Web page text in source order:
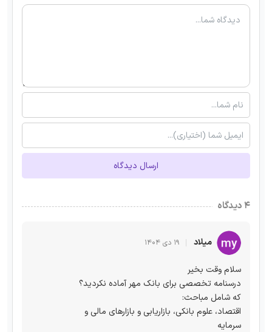
ارسال دیدگاه
۴ دیدگاه
میلاد ۱۹ دی ۱۴۰۴
سلام وقت بخیر
درسنامه تخصصی برای بانک مهر آماده نکردید؟
که شامل مباحث:
اقتصاد، علوم بانکی، بازاریابی و بازارهای مالی و
سرمایه